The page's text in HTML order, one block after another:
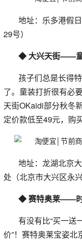
地址：乐多港假
29号）
◆ 大兴天街——
孩子们总是长得
了。童装打折很有必
天街OKaidi部分秋冬
定价款低至49元，购
地址：龙湖北京
处（北京市大兴区永
◆ 赛特奥莱——
有没有比“买一送
价”！赛特奥莱宝姿